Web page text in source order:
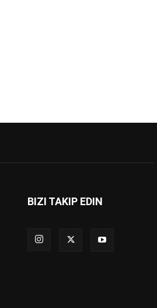
BIZI TAKIP EDIN